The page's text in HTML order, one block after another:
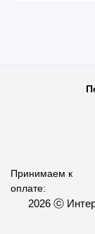
Принимаем к
оплате:
2026 ⓒ